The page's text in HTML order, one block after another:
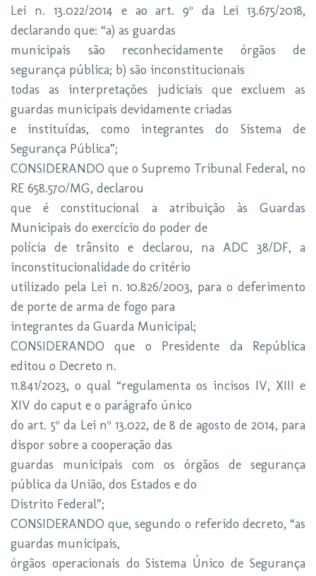
Lei n. 13.022/2014 e ao art. 9º da Lei 13.675/2018,
declarando que: “a) as guardas
municipais são reconhecidamente órgãos de
segurança pública; b) são inconstitucionais
todas as interpretações judiciais que excluem as
guardas municipais devidamente criadas
e instituídas, como integrantes do Sistema de
Segurança Pública”;
CONSIDERANDO que o Supremo Tribunal Federal, no
RE 658.570/MG, declarou
que é constitucional a atribuição às Guardas
Municipais do exercício do poder de
polícia de trânsito e declarou, na ADC 38/DF, a
inconstitucionalidade do critério
utilizado pela Lei n. 10.826/2003, para o deferimento
de porte de arma de fogo para
integrantes da Guarda Municipal;
CONSIDERANDO que o Presidente da República
editou o Decreto n.
11.841/2023, o qual “regulamenta os incisos IV, XIII e
XIV do caput e o parágrafo único
do art. 5º da Lei nº 13.022, de 8 de agosto de 2014, para
dispor sobre a cooperação das
guardas municipais com os órgãos de segurança
pública da União, dos Estados e do
Distrito Federal”;
CONSIDERANDO que, segundo o referido decreto, “as
guardas municipais,
órgãos operacionais do Sistema Único de Segurança